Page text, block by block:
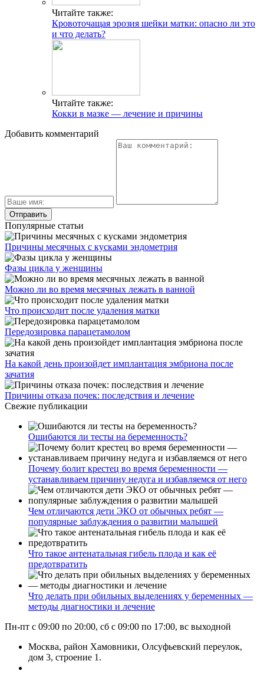
Читайте также:
Кровоточащая эрозия шейки матки: опасно ли это
и что делать?
Читайте также:
Кокки в мазке — лечение и причины
Добавить комментарий
Популярные статьи
Причины месячных с кусками эндометрия
Фазы цикла у женщины
Можно ли во время месячных лежать в ванной
Что происходит после удаления матки
Передозировка парацетамолом
На какой день произойдет имплантация эмбриона после
зачатия
Причины отказа почек: последствия и лечение
Свежие публикации
Ошибаются ли тесты на беременность?
Почему болит крестец во время беременности —
устанавливаем причину недуга и избавляемся от него
Чем отличаются дети ЭКО от обычных ребят —
популярные заблуждения о развитии малышей
Что такое антенатальная гибель плода и как её
предотвратить
Что делать при обильных выделениях у беременных —
методы диагностики и лечение
Пн-пт с 09:00 по 20:00, сб с 09:00 по 17:00, вс выходной
Москва, район Хамовники, Олсуфьевский переулок,
дом 3, строение 1.